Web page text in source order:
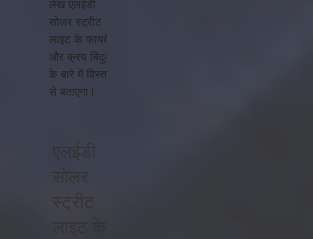
लेख एलईडी
सोलर स्ट्रीट
लाइट के फायदे
और क्रय बिंदुओं
के बारे में विस्तार
से बताएगा।
एलईडी
सोलर
स्ट्रीट
लाइट के